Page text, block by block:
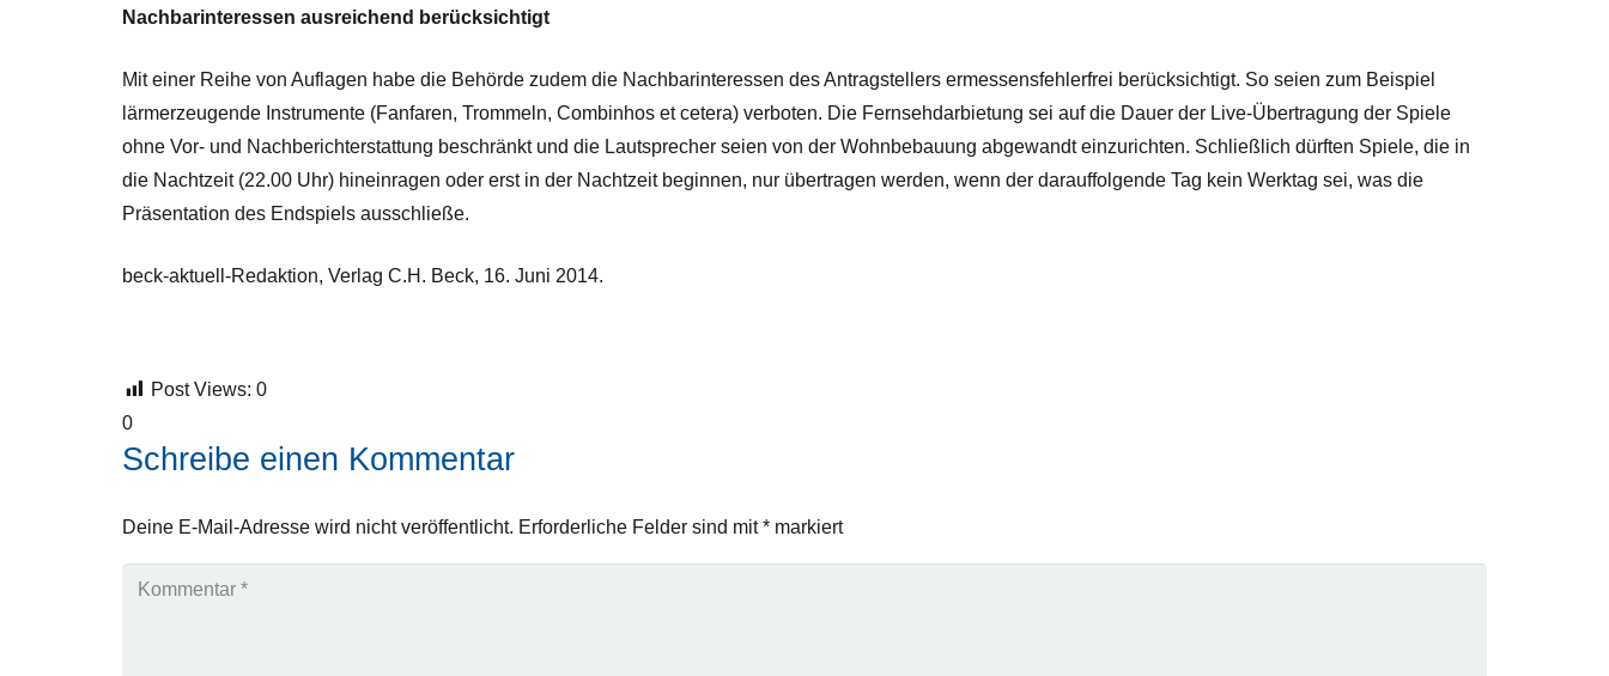
Nachbarinteressen ausreichend berücksichtigt
Mit einer Reihe von Auflagen habe die Behörde zudem die Nachbarinteressen des Antragstellers ermessensfehlerfrei berücksichtigt. So seien zum Beispiel
lärmerzeugende Instrumente (Fanfaren, Trommeln, Combinhos et cetera) verboten. Die Fernsehdarbietung sei auf die Dauer der Live-Übertragung der Spiele
ohne Vor- und Nachberichterstattung beschränkt und die Lautsprecher seien von der Wohnbebauung abgewandt einzurichten. Schließlich dürften Spiele, die in
die Nachtzeit (22.00 Uhr) hineinragen oder erst in der Nachtzeit beginnen, nur übertragen werden, wenn der darauffolgende Tag kein Werktag sei, was die
Präsentation des Endspiels ausschließe.
beck-aktuell-Redaktion, Verlag C.H. Beck, 16. Juni 2014.
Post Views: 0
0
Schreibe einen Kommentar
Deine E-Mail-Adresse wird nicht veröffentlicht. Erforderliche Felder sind mit* markiert